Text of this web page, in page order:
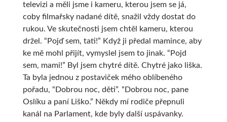
televizi a měli jsme i kameru, kterou jsem se já,
coby filmařsky nadané dítě, snažil vždy dostat do
rukou. Ve skutečnosti jsem chtěl kameru, kterou
držel. “Pojď sem, tati!” Když ji předal mamince, aby
ke mě mohl přijít, vymyslel jsem to jinak. “Pojd
sem, mami!” Byl jsem chytré dítě. Chytré jako liška.
Ta byla jednou z postaviček mého oblíbeného
pořadu, “Dobrou noc, děti”. “Dobrou noc, pane
Oslíku a paní Liško.” Někdy mí rodiče přepnuli
kanál na Parlament, kde byly další uspávanky.